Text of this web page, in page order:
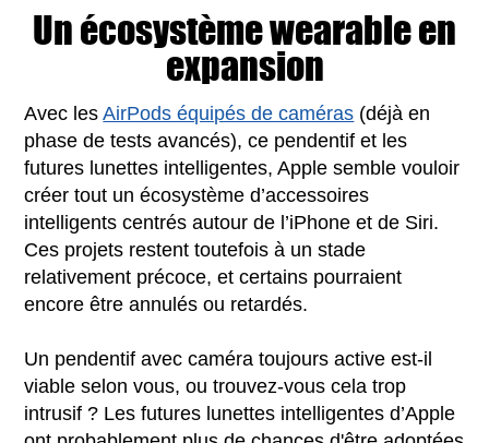
Un écosystème wearable en
expansion
Avec lesAirPods équipés de caméras (déjà en
phase de tests avancés), ce pendentif et les
futures lunettes intelligentes, Apple semble vouloir
créer tout un écosystème d’accessoires
intelligents centrés autour de l’iPhone et de Siri.
Ces projets restent toutefois à un stade
relativement précoce, et certains pourraient
encore être annulés ou retardés.
Un pendentif avec caméra toujours active est-il
viable selon vous, ou trouvez-vous cela trop
intrusif ? Les futures lunettes intelligentes d’Apple